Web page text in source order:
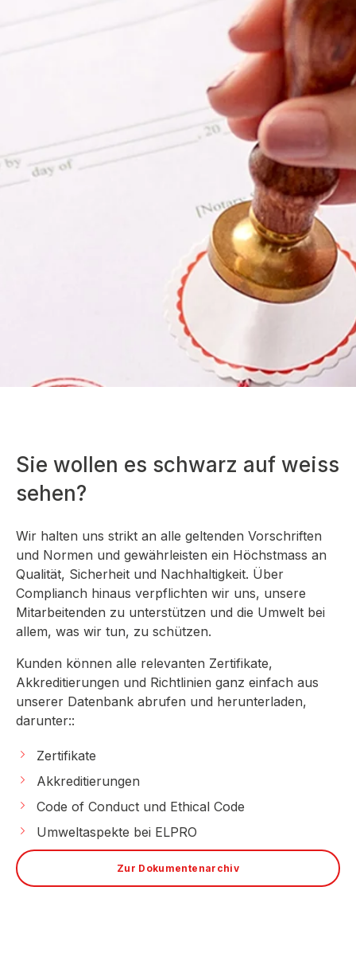
Sie wollen es schwarz auf weiss
sehen?
Wir halten uns strikt an alle geltenden Vorschriften
und Normen und gewährleisten ein Höchstmass an
Qualität, Sicherheit und Nachhaltigkeit. Über
Complianch hinaus verpflichten wir uns, unsere
Mitarbeitenden zu unterstützen und die Umwelt bei
allem, was wir tun, zu schützen.
Kunden können alle relevanten Zertifikate,
Akkreditierungen und Richtlinien ganz einfach aus
unserer Datenbank abrufen und herunterladen,
darunter::
Zertifikate
Akkreditierungen
Code of Conduct und Ethical Code
Umweltaspekte bei ELPRO
Zur Dokumentenarchiv